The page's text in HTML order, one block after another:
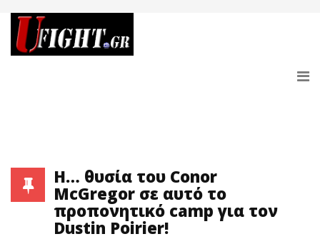
H… θυσία του Conor
McGregor σε αυτό το
προπονητικό camp για τον
Dustin Poirier!